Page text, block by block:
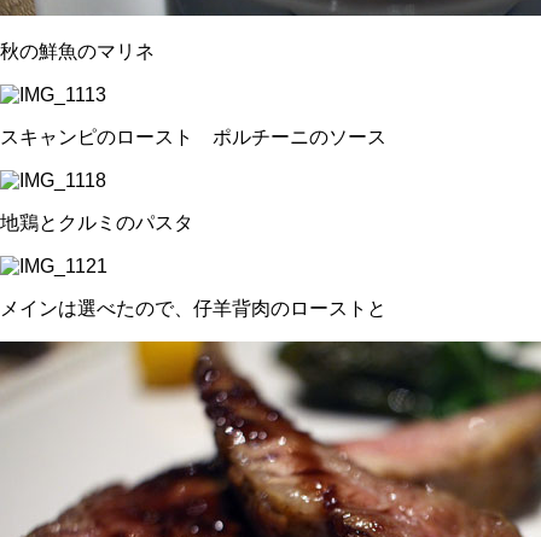
秋の鮮魚のマリネ
スキャンピのロースト ポルチーニのソース
地鶏とクルミのパスタ
メインは選べたので、仔羊背肉のローストと